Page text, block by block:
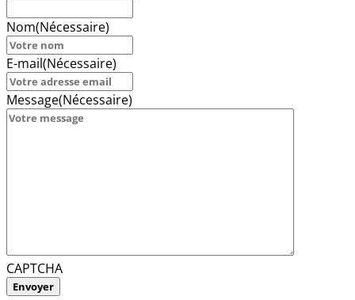
Nom(Nécessaire)
E-mail(Nécessaire)
Message(Nécessaire)
CAPTCHA